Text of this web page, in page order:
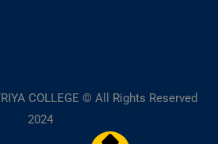
COLLEGE © All Rights Reserved
2024